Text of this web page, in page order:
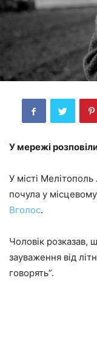
У мережі
У місті
почула у
Вголос.
Чоловік розказав,
зауваження від
говорять”.